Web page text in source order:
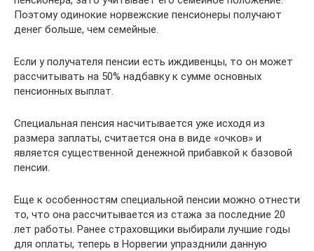
Поэтому одинокие норвежские пенсионеры получают
денег больше, чем семейные.
Если у получателя пенсии есть иждивенцы, то он может
рассчитывать на 50% надбавку к сумме основных
пенсионных выплат.
Специальная пенсия насчитывается уже исходя из
размера заплаты, считается она в виде «очков» и
является существенной денежной прибавкой к базовой
пенсии.
Еще к особенностям специальной пенсии можно отнести
то, что она рассчитывается из стажа за последние 20
лет работы. Ранее страховщики выбирали лучшие годы
для оплаты, теперь в Норвегии упразднили данную